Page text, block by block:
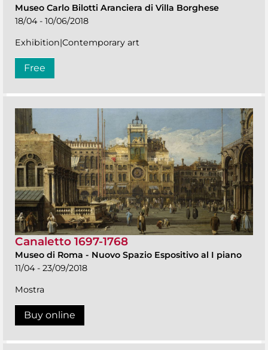
Museo Carlo Bilotti Aranciera di Villa Borghese
18/04 - 10/06/2018
Exhibition|Contemporary art
Free
Canaletto 1697-1768
Museo di Roma - Nuovo Spazio Espositivo al I piano
11/04 - 23/09/2018
Mostra
Buy online